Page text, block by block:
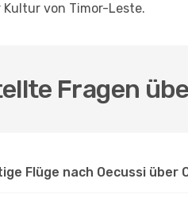
von Timor-Leste.
Fragen
Flüge nach Oecussi über